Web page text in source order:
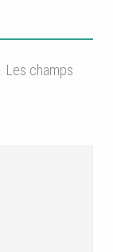
Les champs